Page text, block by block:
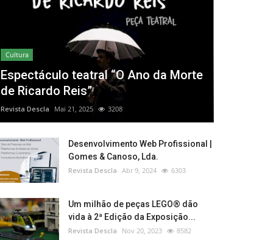
Cultura
Espectáculo teatral “O Ano da Morte
de Ricardo Reis”
Revista Descla Mai 21, 2025 3208
Desenvolvimento Web Profissional |
Gomes & Canoso, Lda.
Revista Descla Abr 9, 2024 6303
Um milhão de peças LEGO® dão
vida à 2ª Edição da Exposição...
Revista Descla Nov 20, 2023 8582